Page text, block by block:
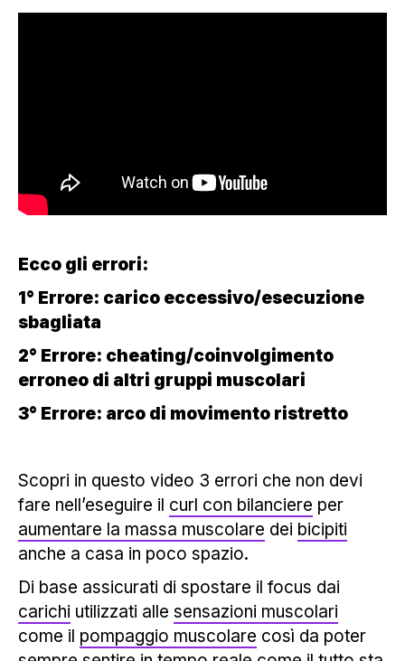
Ecco gli errori:
1° Errore: carico eccessivo/esecuzione
sbagliata
2° Errore: cheating/coinvolgimento
erroneo di altri gruppi muscolari
3° Errore: arco di movimento ristretto
Scopri in questo video 3 errori che non devi
fare nell’eseguire il curl con bilanciere per
aumentare la massa muscolare dei bicipiti
anche a casa in poco spazio.
Di base assicurati di spostare il focus dai
carichi utilizzati alle sensazioni muscolari
come il pompaggio muscolare così da poter